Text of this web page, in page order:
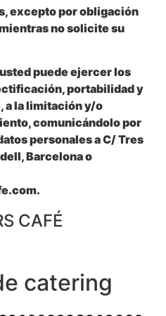
excepto por obligación
no solicite su
puede ejercer los
portabilidad y
a la limitación y/o
comunicándolo por
personales a C/ Tres
Barcelona o
CAFÉ
catering